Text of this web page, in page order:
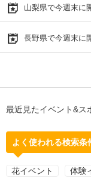
山梨県で今週末に
長野県で今週末に
最近見たイベント&ス
よく使われる検索条
花イベント 体験